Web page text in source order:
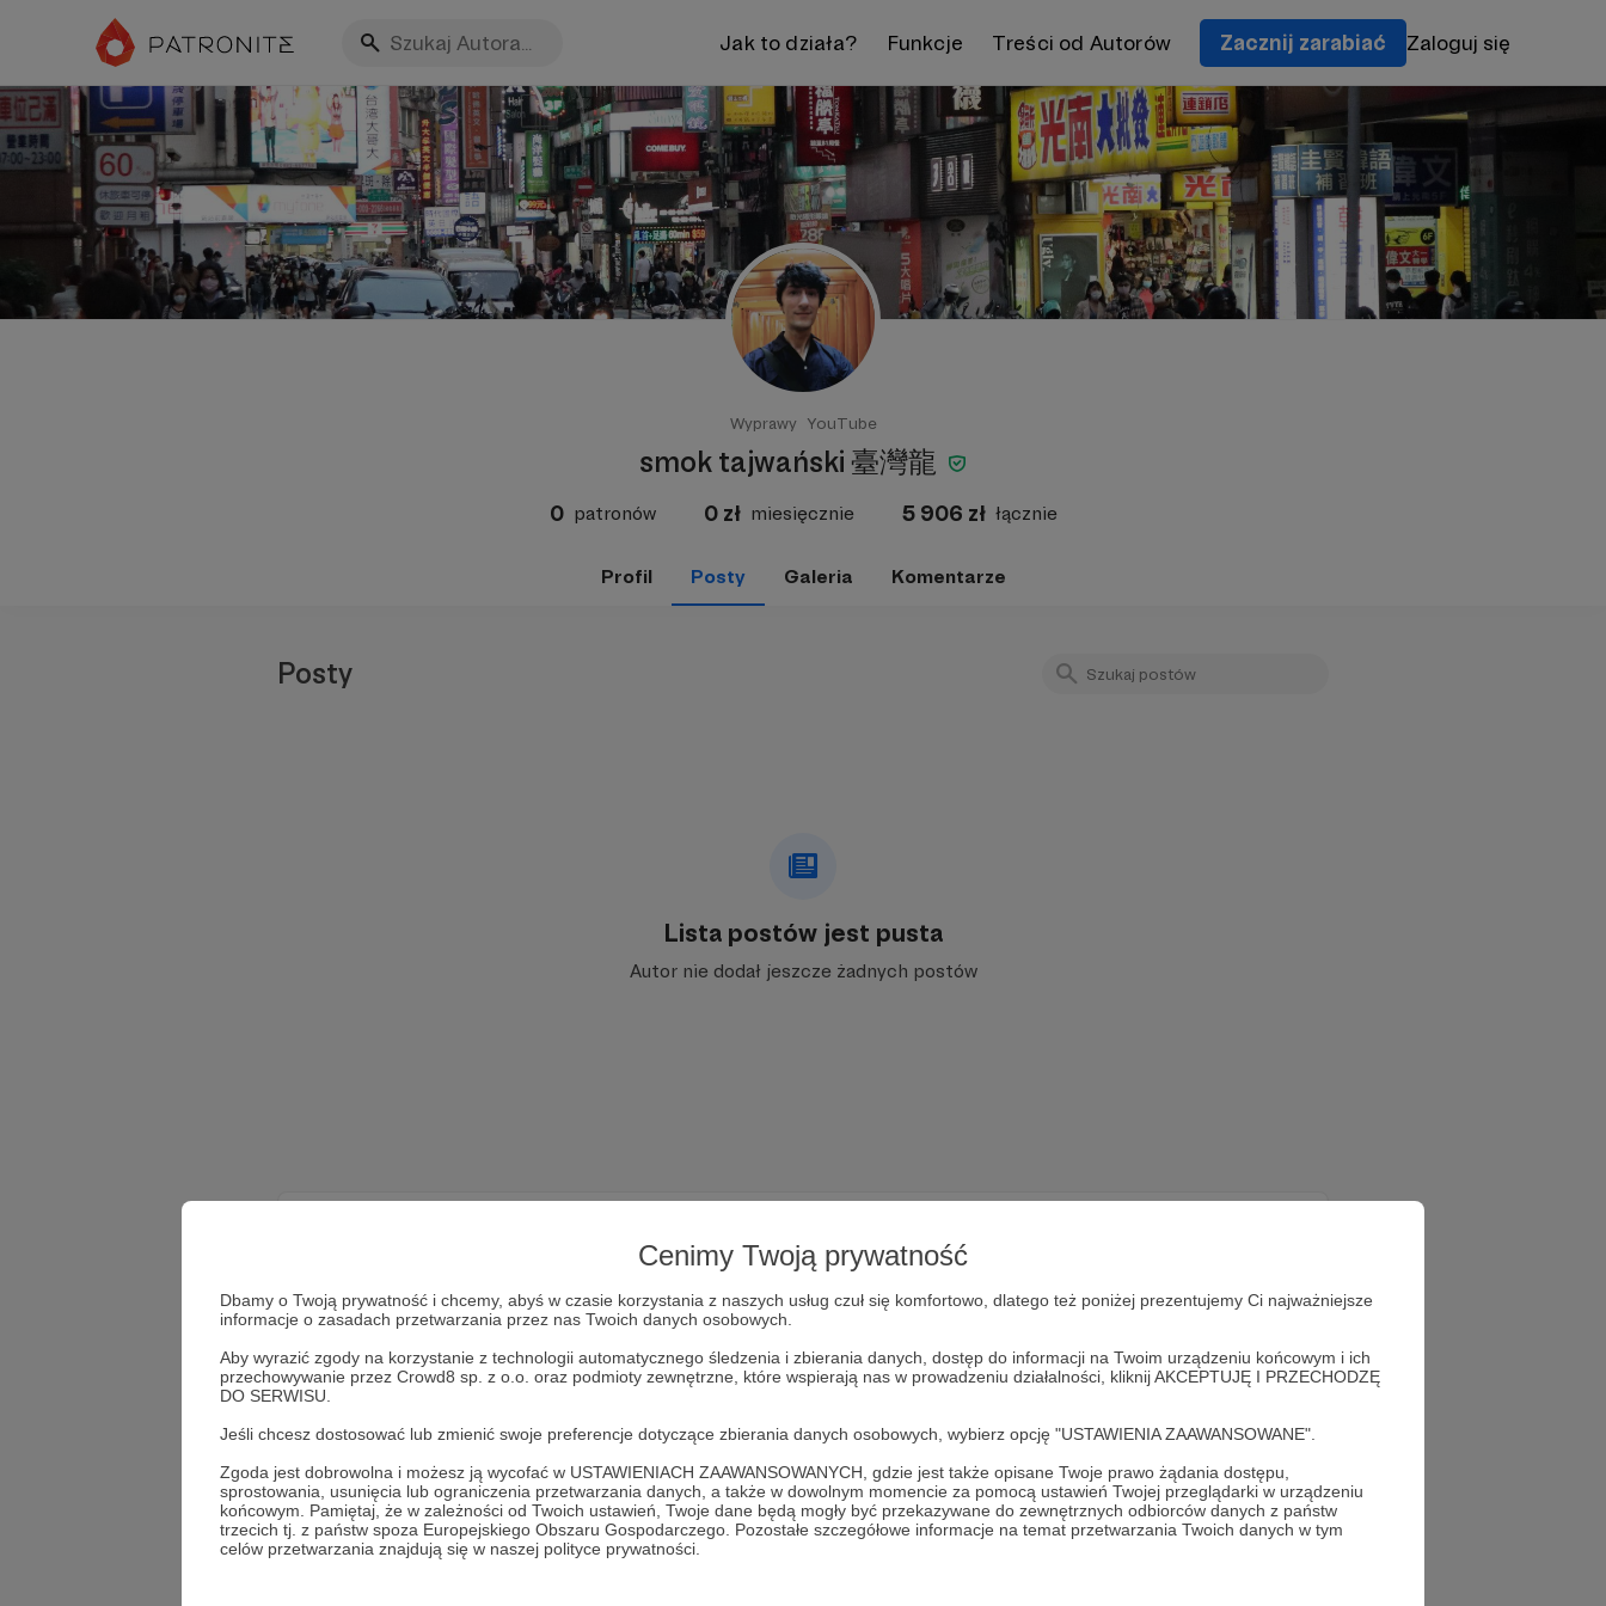
Cenimy Twoją prywatność
Dbamy o Twoją prywatność i chcemy, abyś w czasie korzystania z naszych usług czuł się komfortowo, dlatego też poniżej prezentujemy Ci najważniejsze
informacje o zasadach przetwarzania przez nas Twoich danych osobowych.
Aby wyrazić zgody na korzystanie z technologii automatycznego śledzenia i zbierania danych, dostęp do informacji na Twoim urządzeniu końcowym i ich
przechowywanie przez Crowd8 sp. z o.o. oraz podmioty zewnętrzne, które wspierają nas w prowadzeniu działalności, kliknij AKCEPTUJĘ I PRZECHODZĘ
DO SERWISU.
Jeśli chcesz dostosować lub zmienić swoje preferencje dotyczące zbierania danych osobowych, wybierz opcję "USTAWIENIA ZAAWANSOWANE".
Zgoda jest dobrowolna i możesz ją wycofać w USTAWIENIACH ZAAWANSOWANYCH, gdzie jest także opisane Twoje prawo żądania dostępu,
sprostowania, usunięcia lub ograniczenia przetwarzania danych, a także w dowolnym momencie za pomocą ustawień Twojej przeglądarki w urządzeniu
końcowym. Pamiętaj, że w zależności od Twoich ustawień, Twoje dane będą mogły być przekazywane do zewnętrznych odbiorców danych z państw
trzecich tj. z państw spoza Europejskiego Obszaru Gospodarczego. Pozostałe szczegółowe informacje na temat przetwarzania Twoich danych w tym
celów przetwarzania znajdują się w naszej polityce prywatności.
Jak to działa? Funkcje Treści od Autorów Zacznij zarabiać Zaloguj się
Wyprawy YouTube
smok tajwański 臺灣龍
0 patronów 0 zł miesięcznie 5 906 zł łącznie
Profil Posty Galeria Komentarze
Posty
Lista postów jest pusta
Autor nie dodał jeszcze żadnych postów
Dołącz do grona Patronów!
Wesprzyj działalność Autora smok tajwański 臺灣龍
Zostań Patronem